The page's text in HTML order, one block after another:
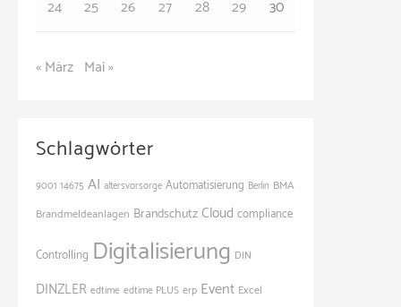
24
25 26 27 28 29 30
« März Mai »
Schlagwörter
9001 14675 AI altersvorsorge Automatisierung Berlin BMA
Brandmeldeanlagen BrandschutzCloud compliance
Controlling Digitalisierung DIN
DINZLER edtime edtime PLUS erp Event Excel